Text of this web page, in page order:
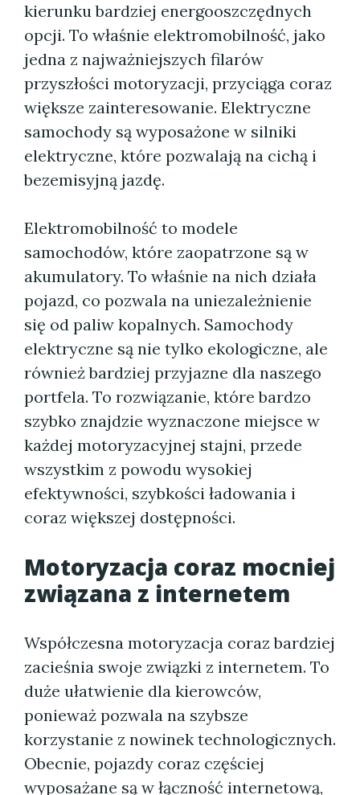
kierunku bardziej energooszczędnych
opcji. To właśnie elektromobilność, jako
jedna z najważniejszych filarów
przyszłości motoryzacji, przyciąga coraz
większe zainteresowanie. Elektryczne
samochody są wyposażone w silniki
elektryczne, które pozwalają na cichą i
bezemisyjną jazdę.
Elektromobilność to modele
samochodów, które zaopatrzone są w
akumulatory. To właśnie na nich działa
pojazd, co pozwala na uniezależnienie
się od paliw kopalnych. Samochody
elektryczne są nie tylko ekologiczne, ale
również bardziej przyjazne dla naszego
portfela. To rozwiązanie, które bardzo
szybko znajdzie wyznaczone miejsce w
każdej motoryzacyjnej stajni, przede
wszystkim z powodu wysokiej
efektywności, szybkości ładowania i
coraz większej dostępności.
Motoryzacja coraz mocniej
związana z internetem
Współczesna motoryzacja coraz bardziej
zacieśnia swoje związki z internetem. To
duże ułatwienie dla kierowców,
ponieważ pozwala na szybsze
korzystanie z nowinek technologicznych.
Obecnie, pojazdy coraz częściej
wyposażane są w łączność internetową,